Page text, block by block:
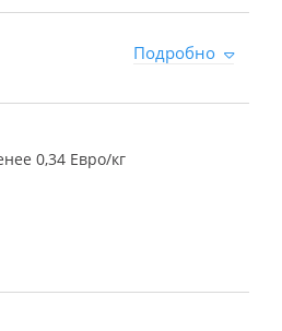
Подробно
0,34 Евро/кг